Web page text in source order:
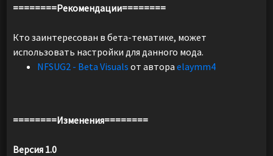
========Рекомендации========
Кто заинтересован в бета-тематике, может
использовать настройки для данного мода.
NFSUG2 - Beta Visuals от автораelaymm4
========Изменения========
Версия 1.0